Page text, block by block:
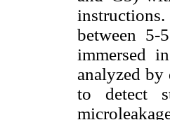
between 5-
immersed
analyzed
to detect